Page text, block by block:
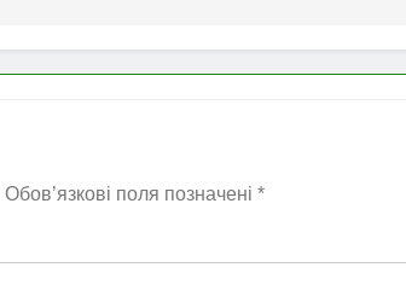
Обов’язкові поля позначені *